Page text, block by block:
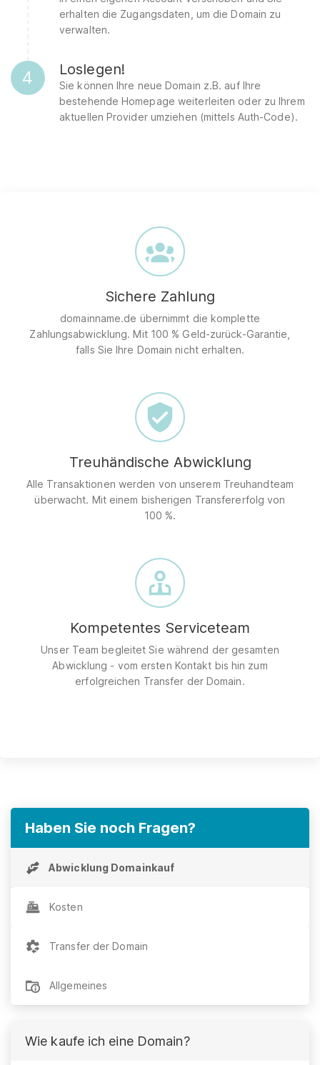
erhalten die Zugangsdaten, um die Domain zu
verwalten.
4 Loslegen!
Sie können Ihre neue Domain z.B. auf Ihre
bestehende Homepage weiterleiten oder zu Ihrem
aktuellen Provider umziehen (mittels Auth-Code).
Sichere Zahlung
domainname.de übernimmt die komplette
Zahlungsabwicklung. Mit 100 % Geld-zurück-Garantie,
falls Sie Ihre Domain nicht erhalten.
Treuhändische Abwicklung
Alle Transaktionen werden von unserem Treuhandteam
überwacht. Mit einem bisherigen Transfererfolg von
100 %.
Kompetentes Serviceteam
Unser Team begleitet Sie während der gesamten
Abwicklung - vom ersten Kontakt bis hin zum
erfolgreichen Transfer der Domain.
Haben Sie noch Fragen?
Abwicklung Domainkauf
Kosten
Transfer der Domain
Allgemeines
Wie kaufe ich eine Domain?